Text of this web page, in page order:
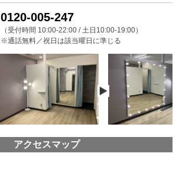
0120-005-247
（受付時間 10:00-22:00 / 土日10:00-19:00）
※通話無料／祝日は該当曜日に準じる
アクセスマップ